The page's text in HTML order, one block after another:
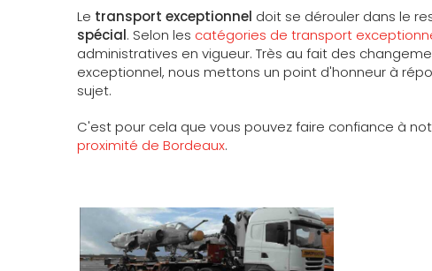
Le transport exceptionnel doit se dérouler dans le
spécial. Selon les catégories de transport
administratives en vigueur. Très au fait des
exceptionnel, nous mettons un point d'honneur à
sujet.
C'est pour cela que vous pouvez faire confiance à
proximité de Bordeaux.